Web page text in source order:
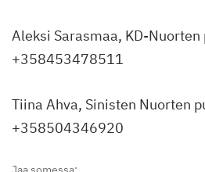
Aleksi Sarasmaa, KD-
+358453478511
Tiina Ahva, Sinisten Nuorten
+358504346920